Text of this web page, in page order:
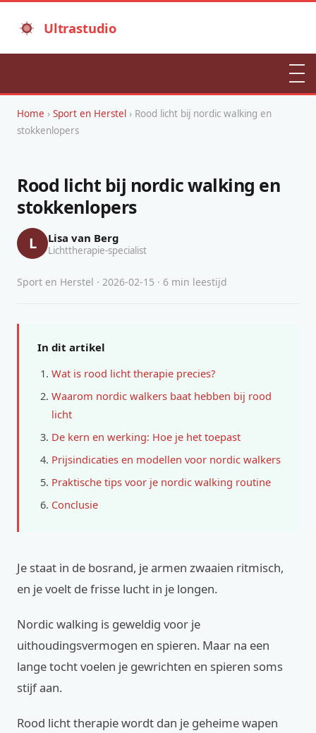
Ultrastudio
Home › Sport en Herstel › Rood licht bij nordic walking en
stokkenlopers
Rood licht bij nordic walking en
stokkenlopers
L Lisa van Berg
Lichttherapie-specialist
Sport en Herstel · 2026-02-15 · 6 min leestijd
In dit artikel
Wat is rood licht therapie precies?
Waarom nordic walkers baat hebben bij rood
licht
De kern en werking: Hoe je het toepast
Prijsindicaties en modellen voor nordic walkers
Praktische tips voor je nordic walking routine
Conclusie
Je staat in de bosrand, je armen zwaaien ritmisch,
en je voelt de frisse lucht in je longen.
Nordic walking is geweldig voor je
uithoudingsvermogen en spieren. Maar na een
lange tocht voelen je gewrichten en spieren soms
stijf aan.
Rood licht therapie wordt dan je geheime wapen